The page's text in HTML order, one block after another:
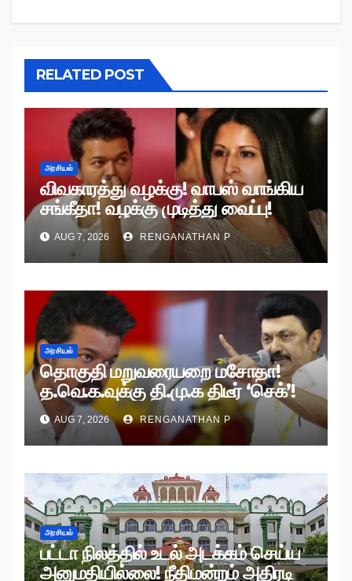
RELATED POST
அரசியல்
விவகாரத்து வழக்கு! வாபஸ் வாங்கிய
சங்கீதா! வழக்கு முடித்து வைப்பு!
AUG 7, 2026 RENGANATHAN P
அரசியல்
தொகுதி மறுவரையறை மசோதா!
த.வெ.க.வுக்கு தி.மு.க திடீர் ‘செக்’!
AUG 7, 2026 RENGANATHAN P
அரசியல்
பட்டா நிலத்தில் உடல் அடக்கம் செய்ய
அனுமதியில்லை! நீதிமன்றம் அதிரடி